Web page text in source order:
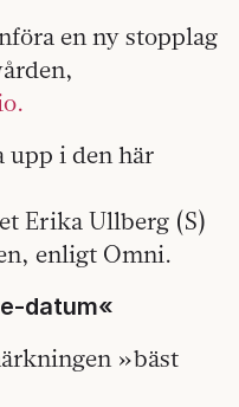
en ny stopplag
upp i den här
Erika Ullberg (S)
enligt Omni.
datum«
»bäst